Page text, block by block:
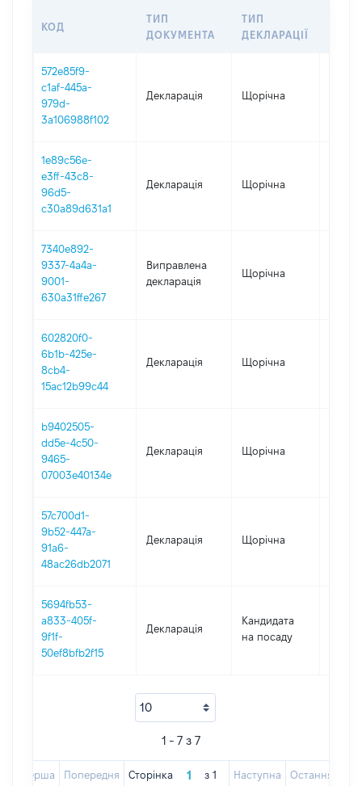
КОД
ТИП
ДОКУМЕНТА
ТИП
ДЕКЛАРАЦІЇ
572e85f9-
c1af-445a-
979d-
3a106988f102
Декларація Щорічна
1e89c56e-
e3ff-43c8-
96d5-
c30a89d631a1
Декларація Щорічна
7340e892-
9337-4a4a-
9001-
630a31ffe267
Виправлена
декларація
Щорічна
602820f0-
6b1b-425e-
8cb4-
15ac12b99c44
Декларація Щорічна
b9402505-
dd5e-4c50-
9465-
07003e40134e
Декларація Щорічна
57c700d1-
9b52-447a-
91a6-
48ac26db2071
Декларація Щорічна
5694fb53-
a833-405f-
9f1f-
50ef8bfb2f15
Декларація
Кандидата
на посаду
1 - 7 з 7
Перша Попередня Сторінка з 1 Наступна Остання